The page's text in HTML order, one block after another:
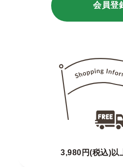
会員登
3,980円(税込)以